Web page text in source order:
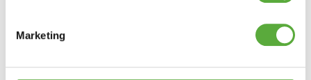
Marketing
Kopersbescherming met Trusted Shops
GERELATEERDE PRODUCTEN